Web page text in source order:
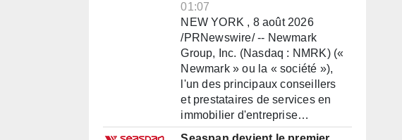
01:07
NEW YORK , 8 août 2026
/PRNewswire/ -- Newmark
Group, Inc. (Nasdaq : NMRK) («
Newmark » ou la « société »),
l'un des principaux conseillers
et prestataires de services en
immobilier d'entreprise…